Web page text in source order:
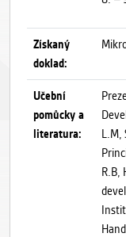
Získaný
doklad:
Učební
pomůcky a
literatura:
L.M,
R.B,